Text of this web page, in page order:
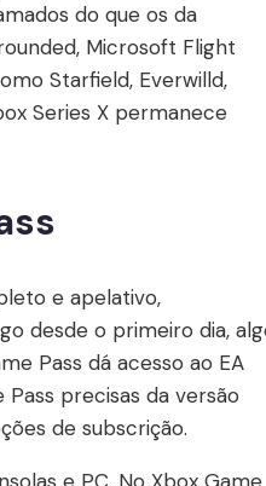
do que os da
Microsoft Flight
Starfield, Everwilld,
Series X permanece
e apelativo,
desde o primeiro dia,
Pass dá acesso ao EA
Pass precisas da versão
de subscrição.